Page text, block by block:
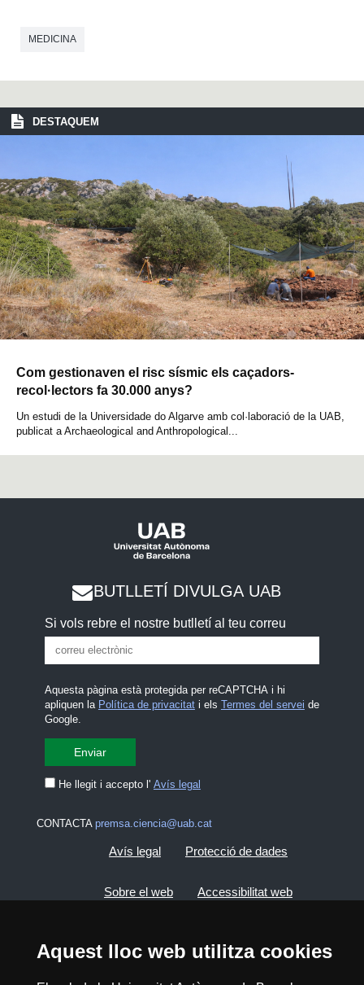
Aquest lloc web utilitza cookies
MEDICINA
DESTAQUEM
Com gestionaven el risc sísmic els caçadors-
recol·lectors fa 30.000 anys?
Un estudi de la Universidade do Algarve amb col·laboració de la UAB,
publicat a Archaeological and Anthropological...
BUTLLETÍ DIVULGA UAB
Si vols rebre el nostre butlletí al teu correu
Aquesta pàgina està protegida per reCAPTCHA i hi
apliquen la Política de privacitati els Termes del servei de
Google.
He llegit i accepto l' Avís legal
CONTACTA premsa.ciencia@uab.cat
Avís legal Protecció de dades
Sobre el web Accessibilitat web